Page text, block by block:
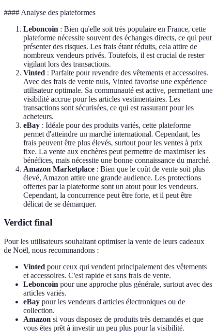
#### Analyse des plateformes
Leboncoin : Bien qu'elle soit très populaire en France, cette
plateforme nécessite souvent des échanges directs, ce qui peut
présenter des risques. Les frais étant réduits, cela attire de
nombreux vendeurs privés. Toutefois, il est crucial de rester
vigilant lors des transactions.
Vinted : Parfaite pour revendre des vêtements et accessoires.
Avec des frais de vente nuls, Vinted favorise une expérience
utilisateur optimale. Sa communauté est active, permettant une
visibilité accrue pour les articles vestimentaires. Les
transactions sont sécurisées, ce qui est rassurant pour les
acheteurs.
eBay : Idéale pour des produits variés, cette plateforme
permet d'atteindre un marché international. Cependant, les
frais peuvent être plus élevés, surtout pour les ventes à prix
fixe. La vente aux enchères peut permettre de maximiser les
bénéfices, mais nécessite une bonne connaissance du marché.
Amazon Marketplace : Bien que le coût de vente soit plus
élevé, Amazon attire une grande audience. Les protections
offertes par la plateforme sont un atout pour les vendeurs.
Cependant, la concurrence peut être forte, et il peut être
délicat de se démarquer.
Verdict final
Pour les utilisateurs souhaitant optimiser la vente de leurs cadeaux
de Noël, nous recommandons :
Vinted pour ceux qui vendent principalement des vêtements
et accessoires. C'est rapide et sans frais de vente.
Leboncoin pour une approche plus générale, surtout avec des
articles variés.
eBay pour les vendeurs d'articles électroniques ou de
collection.
Amazon si vous disposez de produits très demandés et que
vous êtes prêt à investir un peu plus pour la visibilité.